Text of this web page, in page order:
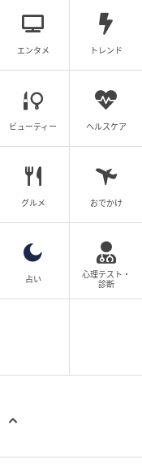
エンタメ トレンド
ビューティー ヘルスケア
グルメ おでかけ
占い
心理テスト・
診断